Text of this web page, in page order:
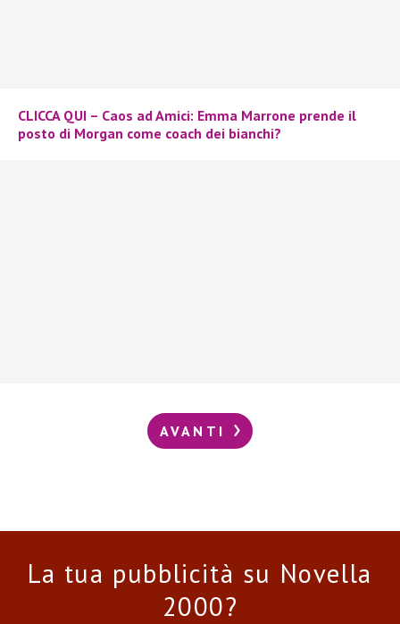
CLICCA QUI – Caos ad Amici: Emma Marrone prende il
posto di Morgan come coach dei bianchi?
AVANTI
La tua pubblicità su Novella
2000?